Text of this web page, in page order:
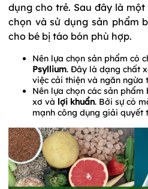
dụng cho trẻ. Sau đây là
chọn và sử dụng sản phẩm
cho bé bị táo bón phù hợp.
Nên lựa chọn sản phẩm có
Psyllium. Đây là dạng chất
việc cải thiện và ngăn ngừa
Nên lựa chọn các sản
xơ và lợi khuẩn. Bởi sự có
mạnh công dụng giải quyết